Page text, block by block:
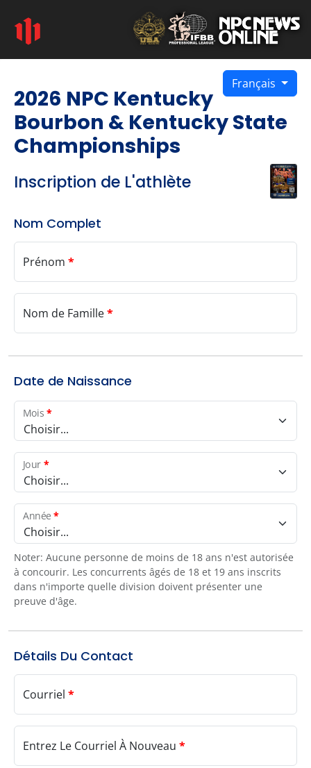
Français
2026 NPC Kentucky
Bourbon & Kentucky State
Championships
Inscription de L'athlète
Nom Complet
Prénom *
Nom de Famille*
Date de Naissance
Choisir...
Mois*
Choisir...
Jour *
Choisir...
Année*
Noter: Aucune personne de moins de 18 ans n'est autorisée
à concourir. Les concurrents âgés de 18 et 19 ans inscrits
dans n'importe quelle division doivent présenter une
preuve d'âge.
Détails Du Contact
Courriel *
Entrez Le Courriel À Nouveau *